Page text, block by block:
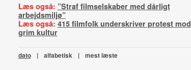
Læs også: ”Straf filmselskaber med dårligt
arbejdsmiljø”
Læs også: 415 filmfolk underskriver protest mod
grim kultur
dato | alfabetisk | mest læste